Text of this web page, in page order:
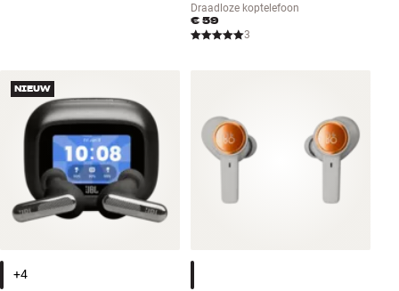
Draadloze koptelefoon
€ 59
3
NIEUW